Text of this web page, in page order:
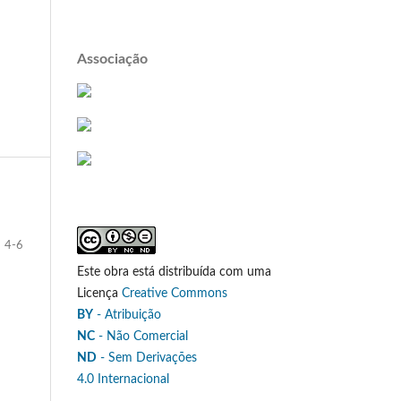
4-6
Associação
Este obra está distribuída com uma
Licença Creative Commons
BY - Atribuição
NC - Não Comercial
ND - Sem Derivações
4.0 Internacional